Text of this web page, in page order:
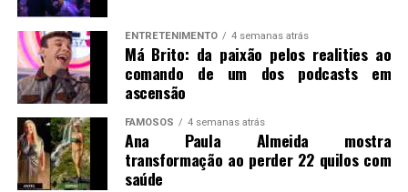
ENTRETENIMENTO 4 semanas atrás
Má Brito: da paixão pelos realities ao
comando de um dos podcasts em
ascensão
FAMOSOS 4 semanas atrás
Ana Paula Almeida mostra
transformação ao perder 22 quilos com
saúde